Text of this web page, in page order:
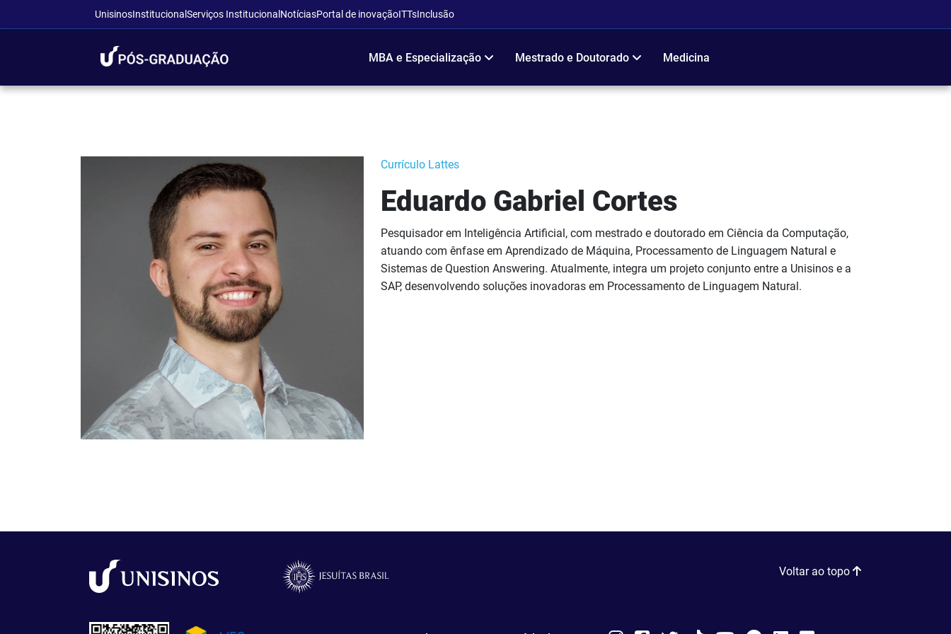
UnisinosInstitucional Serviços Institucional NotíciasPortal de inovaçãoITTsInclusão
MBA e Especialização Mestrado e Doutorado Medicina
Currículo Lattes
Eduardo Gabriel Cortes
Pesquisador em Inteligência Artificial, com mestrado e doutorado em Ciência da Computação,
atuando com ênfase em Aprendizado de Máquina, Processamento de Linguagem Natural e
Sistemas de Question Answering. Atualmente, integra um projeto conjunto entre a Unisinos e a
SAP, desenvolvendo soluções inovadoras em Processamento de Linguagem Natural.
Voltar ao topo